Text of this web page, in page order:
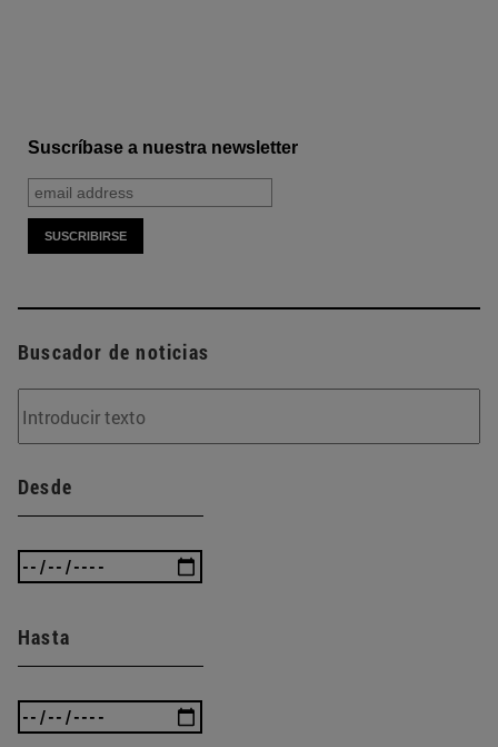
Suscríbase a nuestra newsletter
Buscador de noticias
Desde
Hasta